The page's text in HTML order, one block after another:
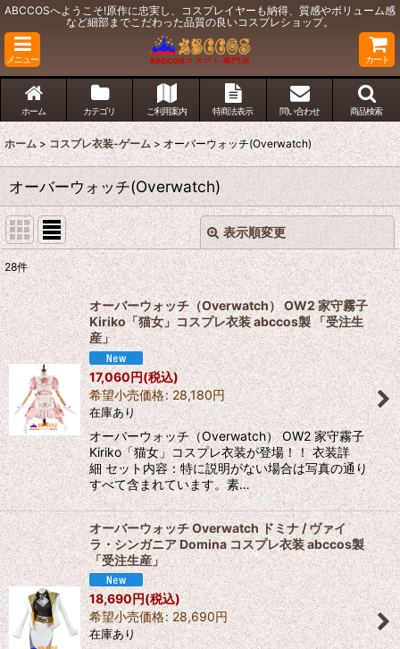
ABCCOSへようこそ!原作に忠実し、コスプレイヤーも納得、質感やボリューム感
など細部までこだわった品質の良いコスプレショップ。
メニュー カート
ホーム カテゴリ ご利用案内 特商法表示 問い合わせ 商品検索
ホーム > コスプレ衣装-ゲーム > オーバーウォッチ(Overwatch)
オーバーウォッチ(Overwatch)
表示順変更
表示数:
並び順:
絞り込む
閉じる
28件
オーバーウォッチ（Overwatch） OW2 家守霧子
Kiriko「猫女」コスプレ衣装 abccos製 「受注生
産」
17,060円(税込)
希望小売価格: 28,180円
在庫あり
オーバーウォッチ（Overwatch） OW2 家守霧子
Kiriko「猫女」コスプレ衣装が登場！！ 衣装詳
細 セット内容：特に説明がない場合は写真の通り
すべて含まれています。素…
オーバーウォッチ Overwatch ドミナ / ヴァイ
ラ・シンガニア Domina コスプレ衣装 abccos製
「受注生産」
18,690円(税込)
希望小売価格: 28,690円
在庫あり